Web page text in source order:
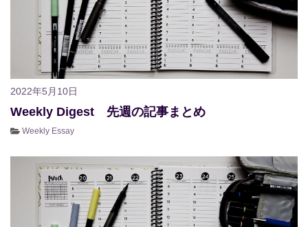
2022年5月10日
Weekly Digest 先週の記事まとめ
Weekly Essay